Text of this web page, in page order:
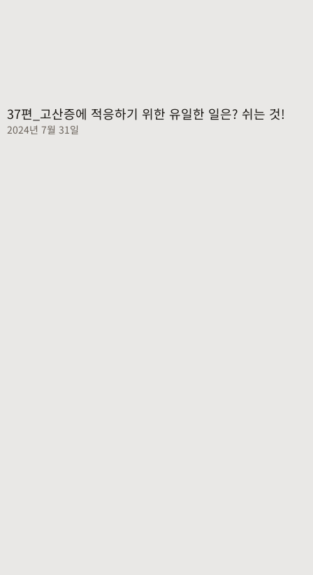
37편_고산증에 적응하기 위한 유일한 일은? 쉬는 것!
2024년 7월 31일